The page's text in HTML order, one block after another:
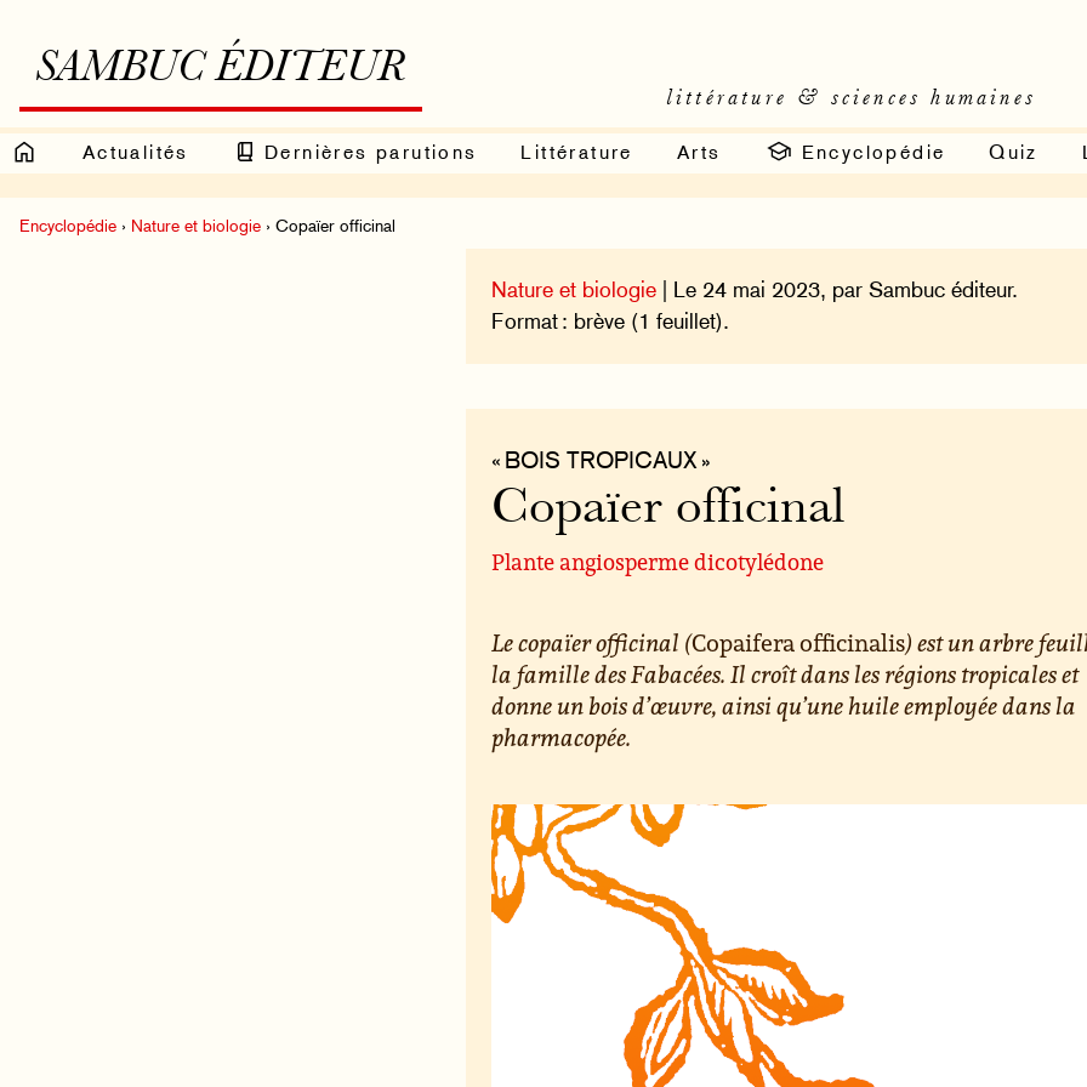
SAMBUC ÉDITEUR
littérature & sciences humaines
Actualités Dernières parutions Littérature Arts Encyclopédie Quiz
Encyclopédie › Nature et biologie › Copaïer officinal
Nature et biologie | Le 24 mai 2023, par Sambuc éditeur.
Format : brève (1 feuillet).
« BOIS TROPICAUX »
Copaïer officinal
Plante angiosperme dicotylédone
Le copaïer officinal (Copaifera officinalis) est un arbre
la famille des Fabacées. Il croît dans les régions tropicales et
donne un bois d’œuvre, ainsi qu’une huile employée dans la
pharmacopée.